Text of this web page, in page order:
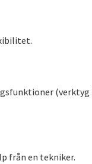
(verktyg
från en tekniker.